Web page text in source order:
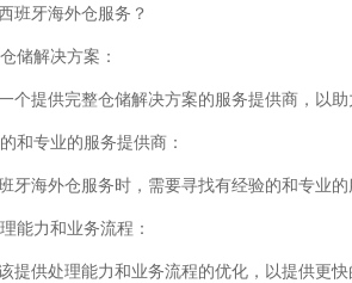
班牙海外仓服务？
储解决方案：
个提供完整仓储解决方案的服务提供商，以助
和专业的服务提供商：
牙海外仓服务时，需要寻找有经验的和专业
能力和业务流程：
提供处理能力和业务流程的优化，以提供更快